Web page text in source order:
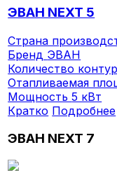
ЭВАН NEXT 5
Страна
Бренд ЭВАН
Количество
Отапливаемая
Мощность5 кВт
Кратко Подробнее
ЭВАН NEXT 7